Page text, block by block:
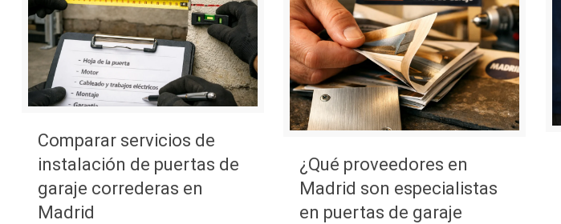
Comparar servicios de
instalación de puertas de
garaje correderas en
Madrid
¿Qué proveedores en
Madrid son especialistas
en puertas de garaje